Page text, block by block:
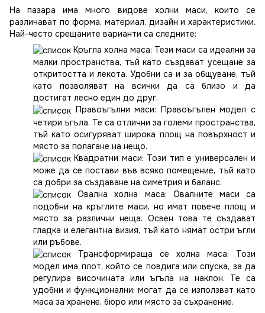
На пазара има много видове холни маси, които се
различават по форма, материал, дизайн и характеристики.
Най-често срещаните варианти са следните:
Кръгла холна маса: Тези маси са идеални за
малки пространства, тъй като създават усещане за
откритостта и лекота. Удобни са и за общуване, тъй
като позволяват на всички да са близо и да
достигат лесно един до друг.
Правоъгълни маси: Правоъгълен модел с
четири ъгъла. Те са отлични за големи пространства,
тъй като осигуряват широка площ на повърхност и
място за полагане на нещо.
Квадратни маси: Този тип е универсален и
може да се постави във всяко помещение, тъй като
са добри за създаване на симетрия и баланс.
Овална холна маса: Овалните маси са
подобни на кръглите маси, но имат повече площ и
място за различни неща. Освен това те създават
гладка и елегантна визия, тъй като нямат остри ъгли
или ръбове.
Трансформираща се холна маса: Този
модел има плот, който се повдига или спуска, за да
регулира височината или ъгъла на наклон. Те са
удобни и функционални: могат да се използват като
маса за хранене, бюро или място за съхранение.